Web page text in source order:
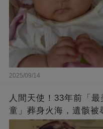
2025/09/14
人間天使！33年前「
童」葬身火海，遺骸被
崩：真正的英雄不該被